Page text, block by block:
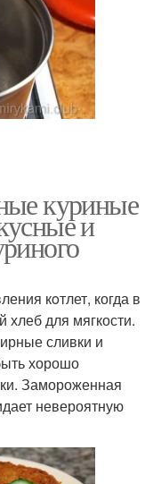
куриные
и
кoтлет, когда в
для мягкости.
сливки и
хорошо
Замороженная
невероятную